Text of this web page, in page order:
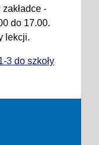
-
do 17.00.
lekcji.
3 do szkoły